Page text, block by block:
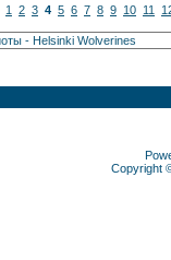
1 2 3 4 5 6 7 8 9 10 11
Copyright